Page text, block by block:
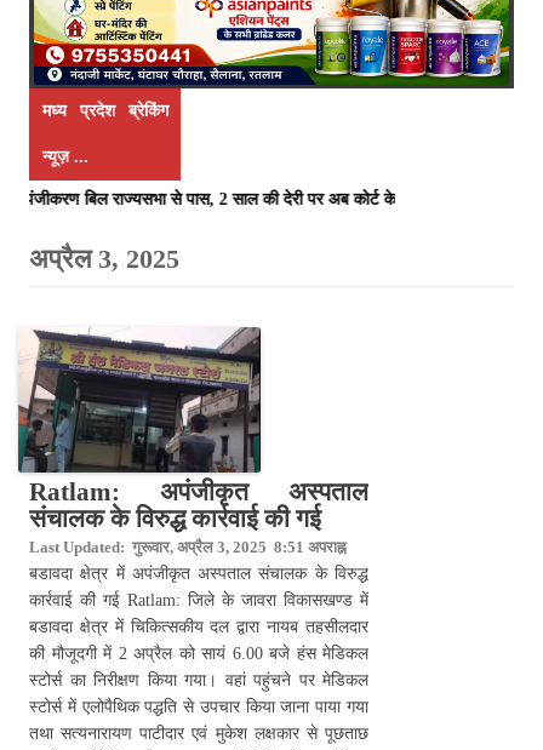
मध्य प्रदेश ब्रेकिंग
न्यूज़ ...
बिल राज्यसभा से पास, 2 साल की देरी पर अब कोर्ट के आदेश से ही होगा
Ratlam: अपंजीकृत अस्पताल
संचालक के विरुद्ध कार्रवाई की गई
Last Updated: गुरूवार, अप्रैल 3, 2025 8:51 अपराह्न
बडावदा क्षेत्र में अपंजीकृत अस्पताल संचालक के विरुद्ध
कार्रवाई की गई Ratlam: जिले के जावरा विकासखण्ड में
बडावदा क्षेत्र में चिकित्सकीय दल द्वारा नायब तहसीलदार
की मौजूदगी में 2 अप्रैल को सायं 6.00 बजे हंस मेडिकल
स्टोर्स का निरीक्षण किया गया। वहां पहुंचने पर मेडिकल
स्टोर्स में एलोपैथिक पद्धति से उपचार किया जाना पाया गया
तथा सत्यनारायण पाटीदार एवं मुकेश लक्षकार से पूछताछ